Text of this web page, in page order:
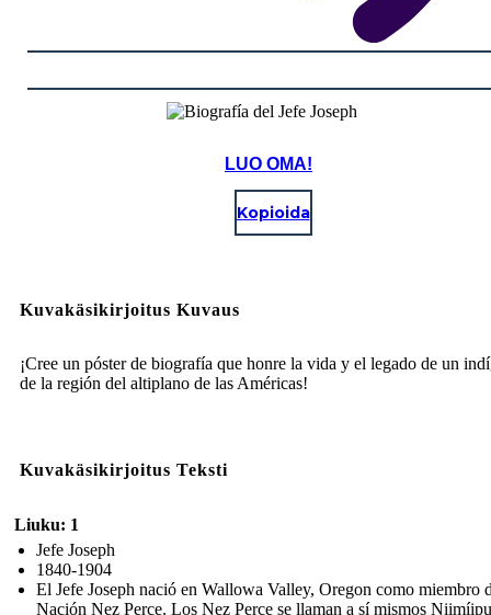
LUO OMA!
Kopioida
Kuvakäsikirjoitus Kuvaus
¡Cree un póster de biografía que honre la vida y el legado de un
de la región del altiplano de las Américas!
Kuvakäsikirjoitus Teksti
Liuku: 1
Jefe Joseph
1840-1904
El Jefe Joseph nació en Wallowa Valley, Oregon como miembro
Nación Nez Perce. Los Nez Perce se llaman a sí mismos